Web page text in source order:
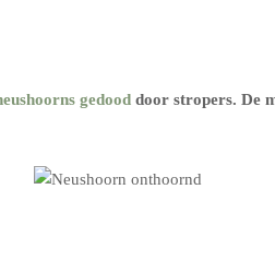
gedood door stropers. De